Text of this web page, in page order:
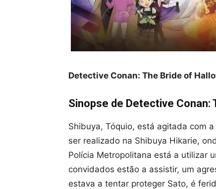
Detective Conan: The Bride of
Sinopse de Detective Conan:
Shibuya, Tóquio, está agitada com
ser realizado na Shibuya Hikarie,
Polícia Metropolitana está a utilizar
convidados estão a assistir, um
estava a tentar proteger Sato, é